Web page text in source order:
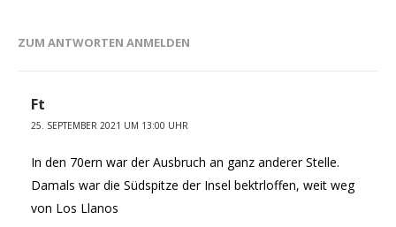
ZUM ANTWORTEN ANMELDEN
Ft
25. SEPTEMBER 2021 UM 13:00 UHR
In den 70ern war der Ausbruch an ganz anderer Stelle.
Damals war die Südspitze der Insel bektrloffen, weit weg
von Los Llanos